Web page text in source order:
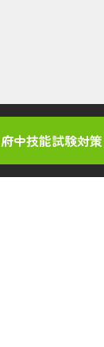
府中技能試験対策